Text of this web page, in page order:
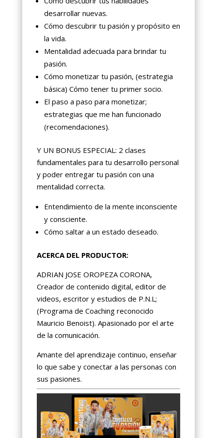
desarrollar nuevas.
Cómo descubrir tu pasión y propósito en
la vida.
Mentalidad adecuada para brindar tu
pasión.
Cómo monetizar tu pasión, (estrategia
básica) Cómo tener tu primer socio.
El paso a paso para monetizar;
estrategias que me han funcionado
(recomendaciones).
Y UN BONUS ESPECIAL: 2 clases
fundamentales para tu desarrollo personal
y poder entregar tu pasión con una
mentalidad correcta.
Entendimiento de la mente inconsciente
y consciente.
Cómo saltar a un estado deseado.
ACERCA DEL PRODUCTOR:
ADRIAN JOSE OROPEZA CORONA,
Creador de contenido digital, editor de
videos, escritor y estudios de P.N.L;
(Programa de Coaching reconocido
Mauricio Benoist). Apasionado por el arte
de la comunicación.
Amante del aprendizaje continuo, enseñar
lo que sabe y conectar a las personas con
sus pasiones.